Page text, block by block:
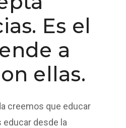
Es el
a
ellas.
creemos que educar
desde la